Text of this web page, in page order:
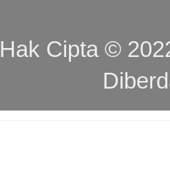
Hak Cipta ©